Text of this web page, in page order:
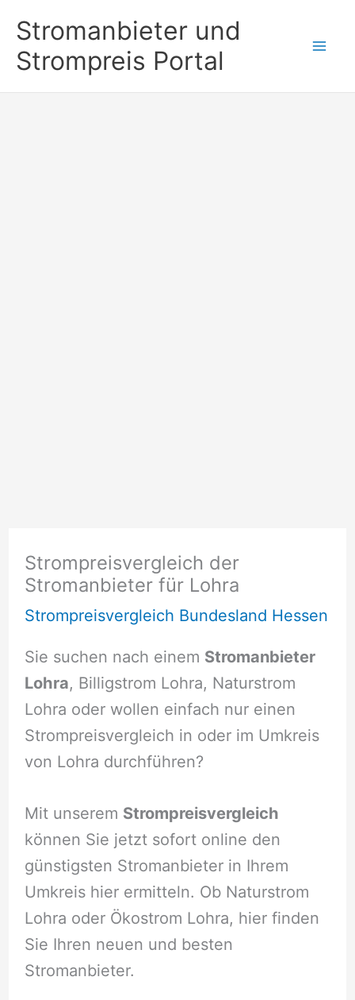
Inhalt
springen
Stromanbieter und
Strompreis Portal
Strompreisvergleich der
Stromanbieter für Lohra
Strompreisvergleich Bundesland Hessen
Sie suchen nach einem Stromanbieter
Lohra, Billigstrom Lohra, Naturstrom
Lohra oder wollen einfach nur einen
Strompreisvergleich in oder im Umkreis
von Lohra durchführen?
Mit unserem Strompreisvergleich
können Sie jetzt sofort online den
günstigsten Stromanbieter in Ihrem
Umkreis hier ermitteln. Ob Naturstrom
Lohra oder Ökostrom Lohra, hier finden
Sie Ihren neuen und besten
Stromanbieter.